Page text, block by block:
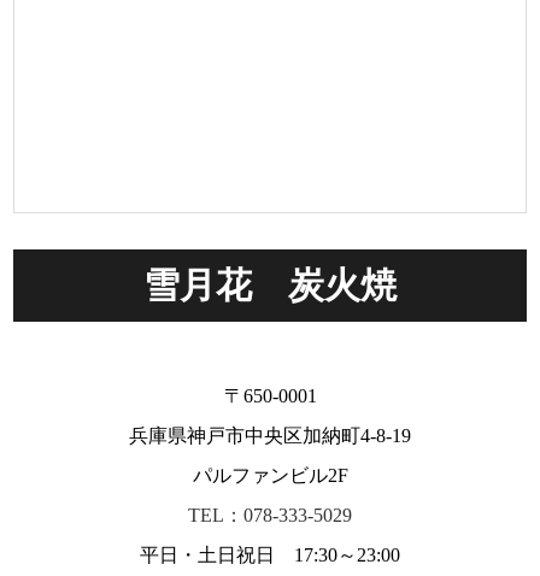
雪月花 炭火焼
〒650-0001
兵庫県神戸市中央区加納町4-8-19
パルファンビル2F
TEL：078-333-5029
平日・土日祝日 17:30～23:00